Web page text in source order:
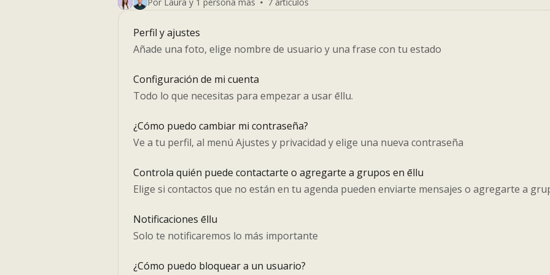
Perfil y ajustes
Añade una foto, elige nombre de usuario y una frase con tu estado
Configuración de mi cuenta
Todo lo que necesitas para empezar a usar ēllu.
¿Cómo puedo cambiar mi contraseña?
Ve a tu perfil, al menú Ajustes y privacidad y elige una nueva contraseña
Controla quién puede contactarte o agregarte a grupos en ēllu
Elige si contactos que no están en tu agenda pueden enviarte mensajes o agregarte a
Notificaciones ēllu
Solo te notificaremos lo más importante
¿Cómo puedo bloquear a un usuario?